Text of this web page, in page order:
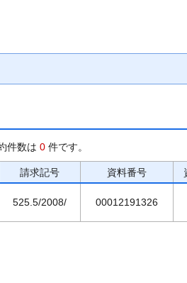
件数は 0 件です。
請求記号 資料番号
525.5/2008/ 00012191326